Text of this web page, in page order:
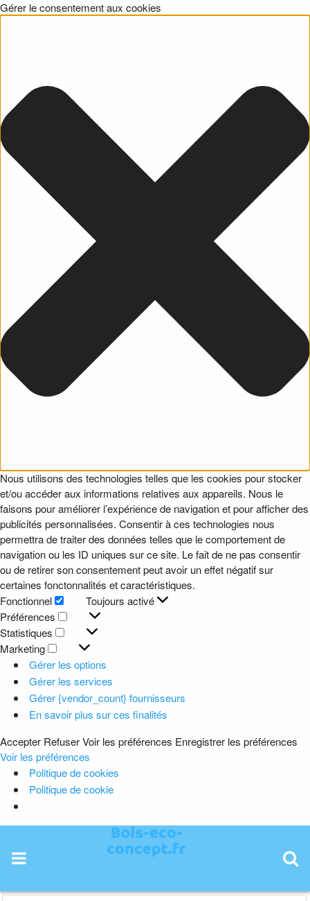
Gérer le consentement aux cookies
Nous utilisons des technologies telles que les cookies pour stocker
et/ou accéder aux informations relatives aux appareils. Nous le
faisons pour améliorer l’expérience de navigation et pour afficher des
publicités personnalisées. Consentir à ces technologies nous
permettra de traiter des données telles que le comportement de
navigation ou les ID uniques sur ce site. Le fait de ne pas consentir
ou de retirer son consentement peut avoir un effet négatif sur
certaines fonctonnalités et caractéristiques.
Fonctionnel
Fonctionnel
Toujours activé
Préférences
Préférences
Statistiques
Statistiques
Marketing
Marketing
Gérer les options
Gérer les services
Gérer {vendor_count} fournisseurs
En savoir plus sur ces finalités
Accepter RefuserVoir les préférences Enregistrer les préférences
Voir les préférences
Politique de cookies
Politique de cookie
content